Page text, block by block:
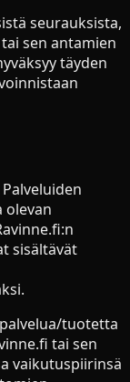
seurauksista,
sen antamien
täyden
olevan
sisältävät
tuotetta
tai sen
vaikutuspiirinsä